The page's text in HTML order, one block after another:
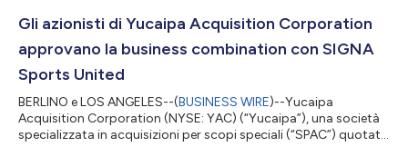
alle 08:30 ora di New York. Gli interessati possono accedere a...
Gli azionisti di Yucaipa Acquisition Corporation
approvano la business combination con SIGNA
Sports United
BERLINO e LOS ANGELES--(BUSINESS WIRE)--Yucaipa
Acquisition Corporation (NYSE: YAC) (“Yucaipa”), una società
specializzata in acquisizioni per scopi speciali (“SPAC”) quotata